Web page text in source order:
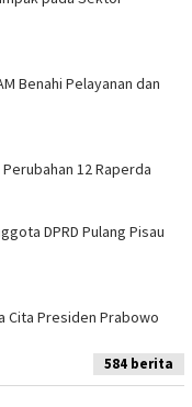
Benahi Pelayanan dan
12 Raperda
DPRD Pulang Pisau
Cita Presiden Prabowo
584 berita